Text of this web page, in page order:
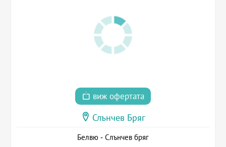
виж офертата
Слънчев Бряг
Белвю - Слънчев бряг